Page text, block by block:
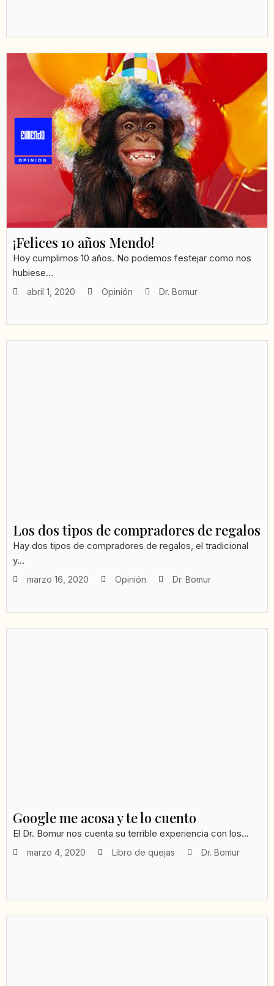
¡Felices 10 años Mendo!
Hoy cumplimos 10 años. No podemos festejar como nos
hubiese...
abril 1, 2020 Opinión Dr. Bomur
Los dos tipos de compradores de regalos
Hay dos tipos de compradores de regalos, el tradicional
y...
marzo 16, 2020 Opinión Dr. Bomur
Google me acosa y te lo cuento
El Dr. Bomur nos cuenta su terrible experiencia con los...
marzo 4, 2020 Libro de quejas Dr. Bomur